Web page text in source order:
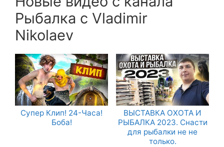
Рыбалка с Vladimir
Nikolaev
Супер Клип! 24-Часа!
Боба!
ВЫСТАВКА ОХОТА И
РЫБАЛКА 2023. Снасти
для рыбалки не не
только.